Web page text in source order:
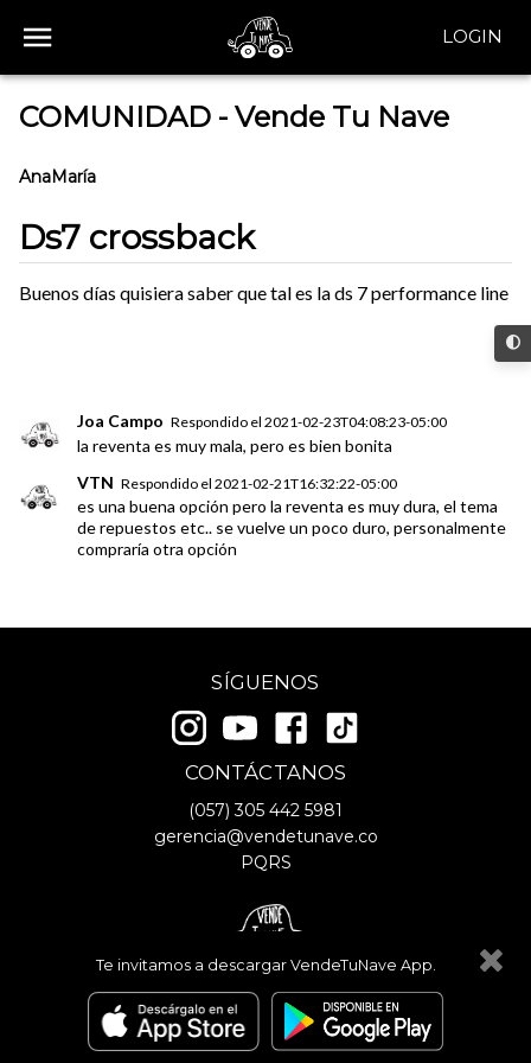
LOGIN
Te invitamos a descargar VendeTuNave App.
COMUNIDAD - Vende Tu Nave
AnaMaría
Ds7 crossback
Buenos días quisiera saber que tal es la ds 7 performance line
Joa Campo Respondido el2021-02-23T04:08:23-05:00
la reventa es muy mala, pero es bien bonita
VTN Respondido el2021-02-21T16:32:22-05:00
es una buena opción pero la reventa es muy dura, el tema
de repuestos etc.. se vuelve un poco duro, personalmente
compraría otra opción
SÍGUENOS
CONTÁCTANOS
(057)305 442 5981
gerencia@vendetunave.co
PQRS
© Copyright2026 - VendeTuNave
Términos y Condiciones